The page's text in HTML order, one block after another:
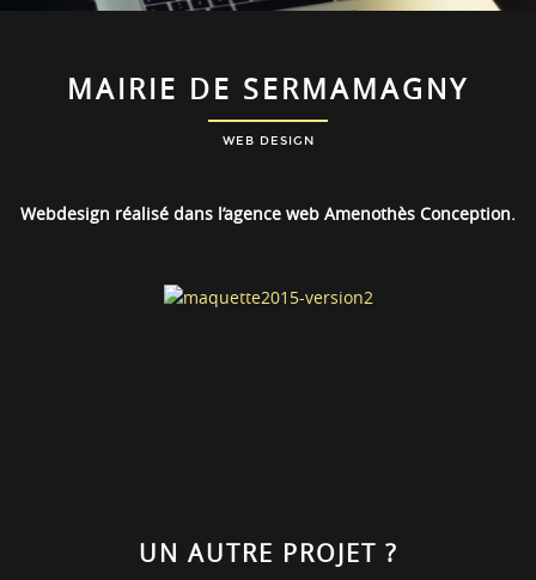
MAIRIE DE SERMAMAGNY
WEB DESIGN
Webdesign réalisé dans l’agence web Amenothès Conception.
UN AUTRE PROJET ?